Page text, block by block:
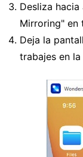
Desliza
Mirroring" en
Deja la
trabajes en